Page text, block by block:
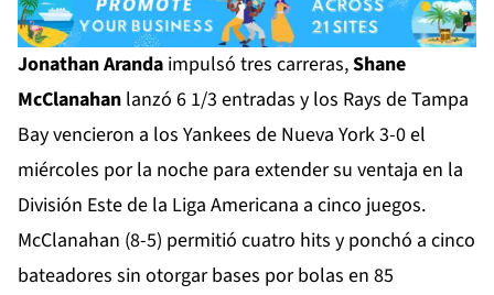
Jonathan Aranda impulsó tres carreras,Shane
McClanahan lanzó 6 1/3 entradas y los Rays de Tampa
Bay vencieron a los Yankees de Nueva York 3-0 el
miércoles por la noche para extender su ventaja en la
División Este de la Liga Americana a cinco juegos.
McClanahan (8-5) permitió cuatro hits y ponchó a cinco
bateadores sin otorgar bases por bolas en 85